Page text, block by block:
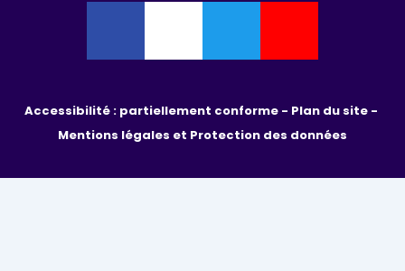
Accessibilité : partiellement conforme -
Mentions légales et Protection des données